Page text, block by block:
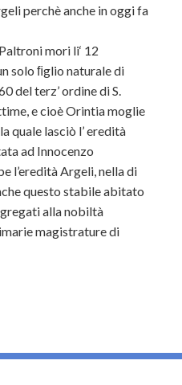
perchè anche in oggi fa
mori li‘ 12
solo ﬁglio naturale di
del terz’ ordine di S.
e cioè Orintia moglie
quale lasciò l’ eredità
ad Innocenzo
l’eredità Argeli, nella di
questo stabile abitato
alla nobiltà
magistrature di